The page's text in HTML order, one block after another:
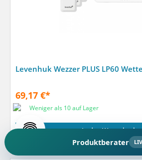
Levenhuk Wezzer PLUS LP60
69,17 €*
Weniger als 10 auf Lager
In den Warenkorb
Produktberater